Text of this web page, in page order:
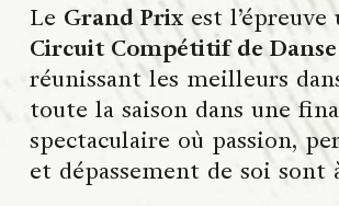
Le Grand Prixest
Circuit Compétitif de
réunissant les meilleurs
toute la saison dans une
spectaculaire où passion,
et dépassement de soi sont